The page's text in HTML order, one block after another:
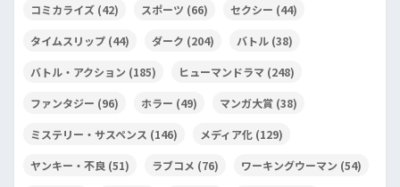
コミカライズ (42) スポーツ (66) セクシー (44)
タイムスリップ (44) ダーク (204) バトル (38)
バトル・アクション (185) ヒューマンドラマ (248)
ファンタジー (96) ホラー (49) マンガ大賞 (38)
ミステリー・サスペンス (146) メディア化 (129)
ヤンキー・不良 (51) ラブコメ (76) ワーキングウーマン (54)